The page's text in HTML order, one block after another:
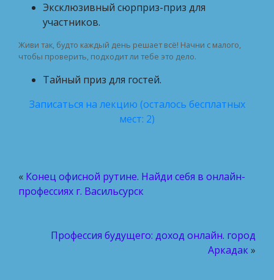
Эксклюзивный сюрприз-приз для
участников.
Живи так, будто каждый день решает всё! Начни с малого,
чтобы проверить, подходит ли тебе это дело.
Тайный приз для гостей.
Записаться на лекцию (осталось бесплатных
мест: 2)
« Конец офисной рутине. Найди себя в онлайн-
профессиях г. Васильсурск
Профессия будущего: доход онлайн. город
Аркадак»